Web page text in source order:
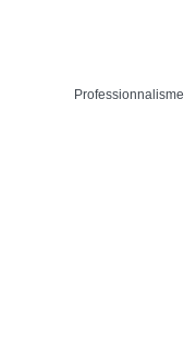
Professionnalisme